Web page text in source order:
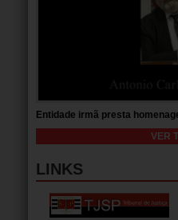
Entidade irmã presta
VER
LINKS